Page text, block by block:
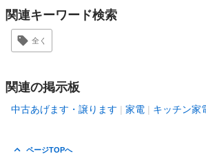
関連キーワード検索
全く
関連の掲示板
中古あげます・譲ります 家電 キッチン家
ページTOPへ